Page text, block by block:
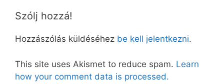
Szólj hozzá!
Hozzászólás küldéséhez be kell jelentkezni.
This site uses Akismet to reduce spam. Learn
how your comment data is processed.